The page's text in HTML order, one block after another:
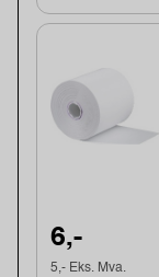
6,-
5,- Eks. Mva.